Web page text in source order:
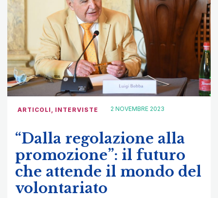
ARTICOLI INTERVISTE 2 NOVEMBRE 2023
“Dalla regolazione alla
promozione”: il futuro
che attende il mondo del
volontariato